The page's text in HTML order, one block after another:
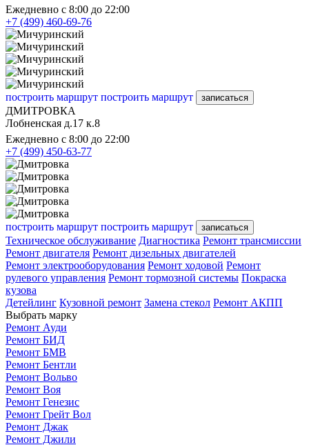
Ежедневно с 8:00 до 22:00
+7 (499) 460-69-76
построить маршрут построить маршрут записаться
ДМИТРОВКА
Лобненская д.17 к.8
Ежедневно с 8:00 до 22:00
+7 (499) 450-63-77
построить маршрут построить маршрут записаться
Техническое обслуживание Диагностика Ремонт трансмиссии
Ремонт двигателя Ремонт дизельных двигателей
Ремонт электрооборудования Ремонт ходовой Ремонт
рулевого управления Ремонт тормозной системы Покраска
кузова
Детейлинг Кузовной ремонт Замена стекол Ремонт АКПП
Выбрать марку
Ремонт Ауди
Ремонт БИД
Ремонт БМВ
Ремонт Бентли
Ремонт Вольво
Ремонт Воя
Ремонт Генезис
Ремонт Грейт Вол
Ремонт Джак
Ремонт Джили